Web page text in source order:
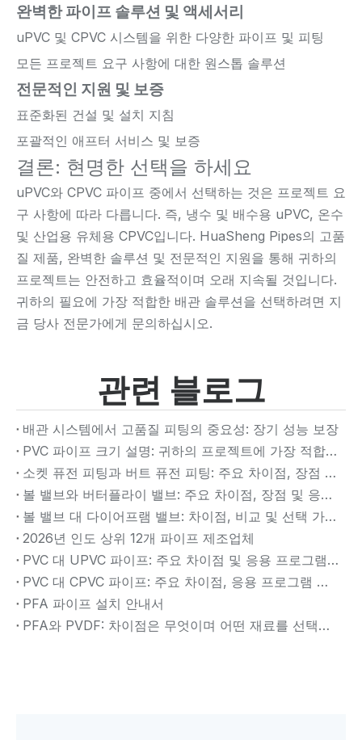
완벽한 파이프 솔루션 및 액세서리
uPVC 및 CPVC 시스템을 위한 다양한 파이프 및 피팅
모든 프로젝트 요구 사항에 대한 원스톱 솔루션
전문적인 지원 및 보증
표준화된 건설 및 설치 지침
포괄적인 애프터 서비스 및 보증
결론: 현명한 선택을 하세요
uPVC와 CPVC 파이프 중에서 선택하는 것은 프로젝트 요
구 사항에 따라 다릅니다. 즉, 냉수 및 배수용 uPVC, 온수
및 산업용 유체용 CPVC입니다. HuaSheng Pipes의 고품
질 제품, 완벽한 솔루션 및 전문적인 지원을 통해 귀하의
프로젝트는 안전하고 효율적이며 오래 지속될 것입니다.
귀하의 필요에 가장 적합한 배관 솔루션을 선택하려면 지
금 당사 전문가에게 문의하십시오.
관련 블로그
배관 시스템에서 고품질 피팅의 중요성: 장기 성능 보장
PVC 파이프 크기 설명: 귀하의 프로젝트에 가장 적합한 크기의 PVC 파이프는 무엇입니까?
소켓 퓨전 피팅과 버트 퓨전 피팅: 주요 차이점, 장점 및 응용
볼 밸브와 버터플라이 밸브: 주요 차이점, 장점 및 응용 프로그램(2026 가이드)
볼 밸브 대 다이어프램 밸브: 차이점, 비교 및 ​​선택 가이드
2026년 인도 상위 12개 파이프 제조업체
PVC 대 UPVC 파이프: 주요 차이점 및 응용 프로그램(2026 가이드)
PVC 대 CPVC 파이프: 주요 차이점, 응용 프로그램 및 선택 가이드(2026)
PFA 파이프 설치 안내서
PFA와 PVDF: 차이점은 무엇이며 어떤 재료를 선택해야 합니까?